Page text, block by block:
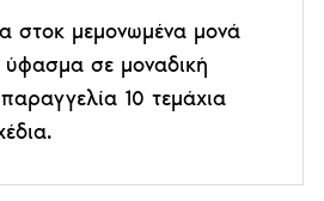
στοκ μεμονωμένα μονά
σε μοναδική
10 τεμάχια